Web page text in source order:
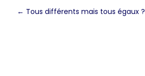
← Tous différents mais tous égaux ?